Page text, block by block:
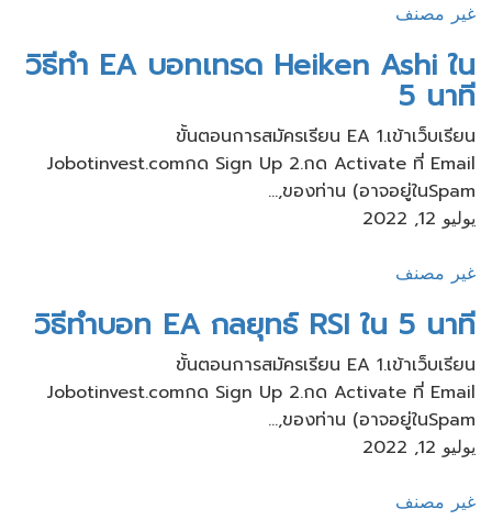
غير مصنف
วิธีทำ EA บอทเทรด Heiken Ashi ใน
5 นาที
ขั้นตอนการสมัครเรียน​ EA 1.เข้าเว็บ​เรียน
Jobotinvest.comกด Sign Up 2.กด Activate ที่ Email
ของท่าน​ (อาจอยู่ใน​Spam,...
يوليو 12, 2022
غير مصنف
วิธีทำบอท EA กลยุทธ์ RSI ใน 5 นาที
ขั้นตอนการสมัครเรียน​ EA 1.เข้าเว็บ​เรียน
Jobotinvest.comกด Sign Up 2.กด Activate ที่ Email
ของท่าน​ (อาจอยู่ใน​Spam,...
يوليو 12, 2022
غير مصنف